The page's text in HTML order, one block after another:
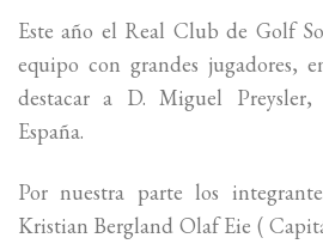
Este año el Real Club de Golf
equipo con grandes jugadores,
destacar a D. Miguel
España.
Por nuestra parte los
Kristian Bergland Olaf Eie (